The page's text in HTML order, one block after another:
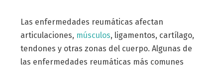
Las enfermedades reumáticas afectan
articulaciones, músculos, ligamentos, cartílago,
tendones y otras zonas del cuerpo. Algunas de
las enfermedades reumáticas más comunes